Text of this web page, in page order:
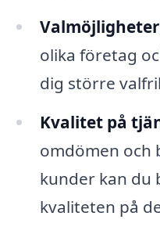
olika företag
dig större
Kvalitet på
omdömen och
kunder kan du
kvaliteten på